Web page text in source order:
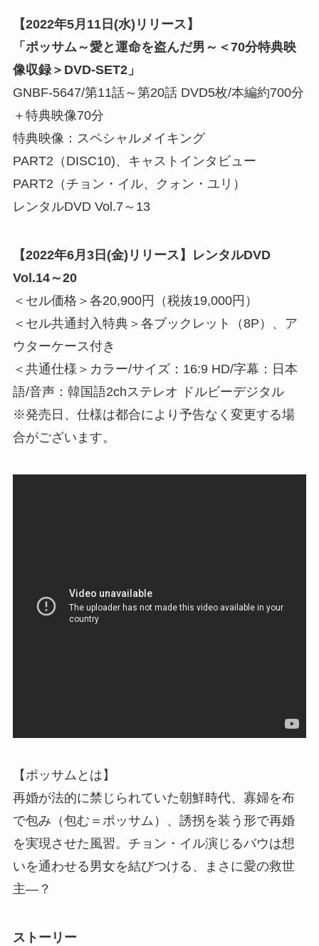
【2022年5月11日(水)リリース】
「ポッサム～愛と運命を盗んだ男～＜70分特典映
像収録＞DVD-SET2」
GNBF-5647/第11話～第20話 DVD5枚/本編約700分
＋特典映像70分
特典映像：スペシャルメイキング
PART2（DISC10)、キャストインタビュー
PART2（チョン・イル、クォン・ユリ）
レンタルDVD Vol.7～13
【2022年6月3日(金)リリース】レンタルDVD
Vol.14～20
＜セル価格＞各20,900円（税抜19,000円）
＜セル共通封入特典＞各ブックレット（8P）、ア
ウターケース付き
＜共通仕様＞カラー/サイズ：16:9 HD/字幕：日本
語/音声：韓国語2chステレオ ドルビーデジタル
※発売日、仕様は都合により予告なく変更する場
合がございます。
【ポッサムとは】
再婚が法的に禁じられていた朝鮮時代、寡婦を布
で包み（包む＝ポッサム）、誘拐を装う形で再婚
を実現させた風習。チョン・イル演じるバウは想
いを通わせる男女を結びつける、まさに愛の救世
主―？
ストーリー